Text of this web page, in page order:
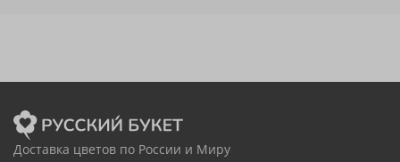
Доставка цветов по России и Миру